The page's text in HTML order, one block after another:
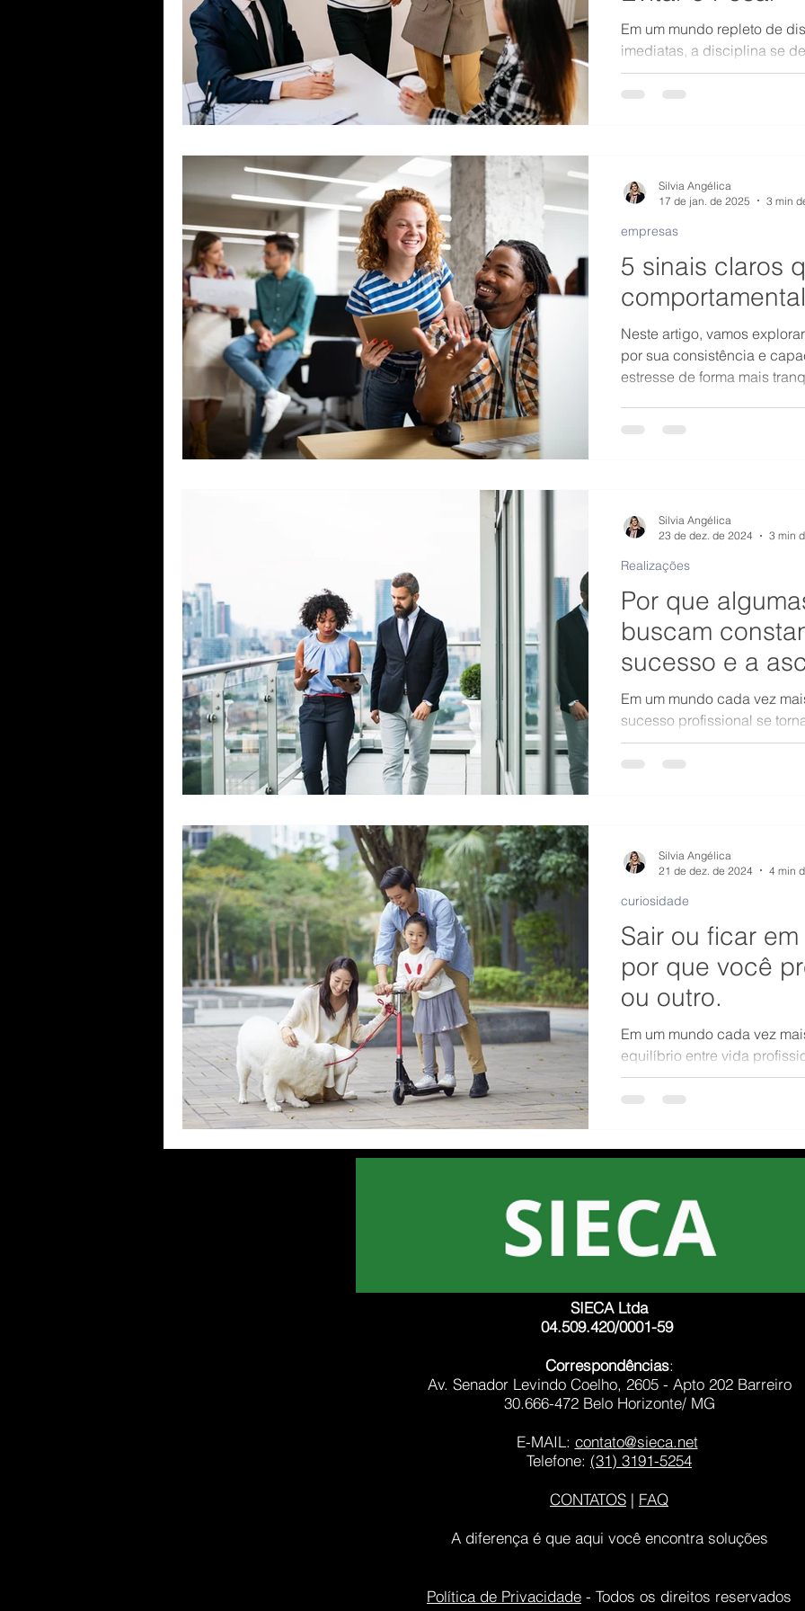
pabx Racional voip Foco
Em um mundo repleto de
imediatas, a disciplina se
guiando-nos em direção
prazo.
5 sinais claros
Neste artigo, vamos
por sua consistência e capacidade de lidar com o
estresse de forma mais
empresas
Silvia Angélica
17 de jan. de 2025
3 min
Por que
buscam
sucesso e a
profissional e
Em um mundo cada vez
sucesso profissional se
Realizações
Silvia Angélica
23 de dez. de 2024
3 min
Sair ou ficar
por que você
ou outro.
Em um mundo cada vez
equilíbrio entre vida
desafio constante.
curiosidade
Silvia Angélica
21 de dez. de 2024
4 min
SIECA Ltda
04.509.420/0001-59
Correspondências:
Av. Senador Levindo Coelho, 2605 - Apto 202 Barreiro
30.666-472 Belo Horizonte/ MG
E-MAIL: contato@sieca.net
Telefone: (31) 3191-5254
CONTATOS | FAQ
A diferença é que aqui você encontra soluções
Política de Privacidade - Todos os direitos reservados